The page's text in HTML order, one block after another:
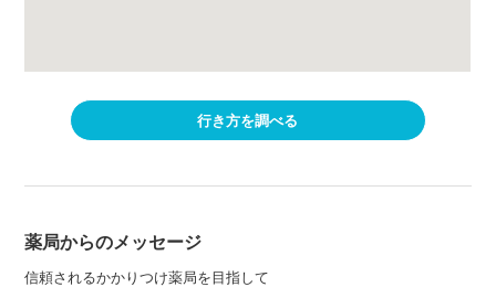
行き方を調べる
薬局からのメッセージ
信頼されるかかりつけ薬局を目指して